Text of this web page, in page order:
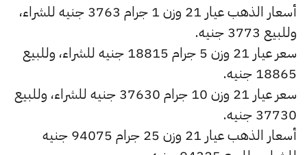
أسعار الذهب عيار 21 وزن 1 جرام 3763 جنيه للشراء،
وللبيع 3773 جنيه.
سعر عيار 21 وزن 5 جرام 18815 جنيه للشراء، وللبيع
18865 جنيه.
سعر عيار 21 وزن 10 جرام 37630 جنيه للشراء، وللبيع
37730 جنيه.
أسعار الذهب عيار 21 وزن 25 جرام 94075 جنيه